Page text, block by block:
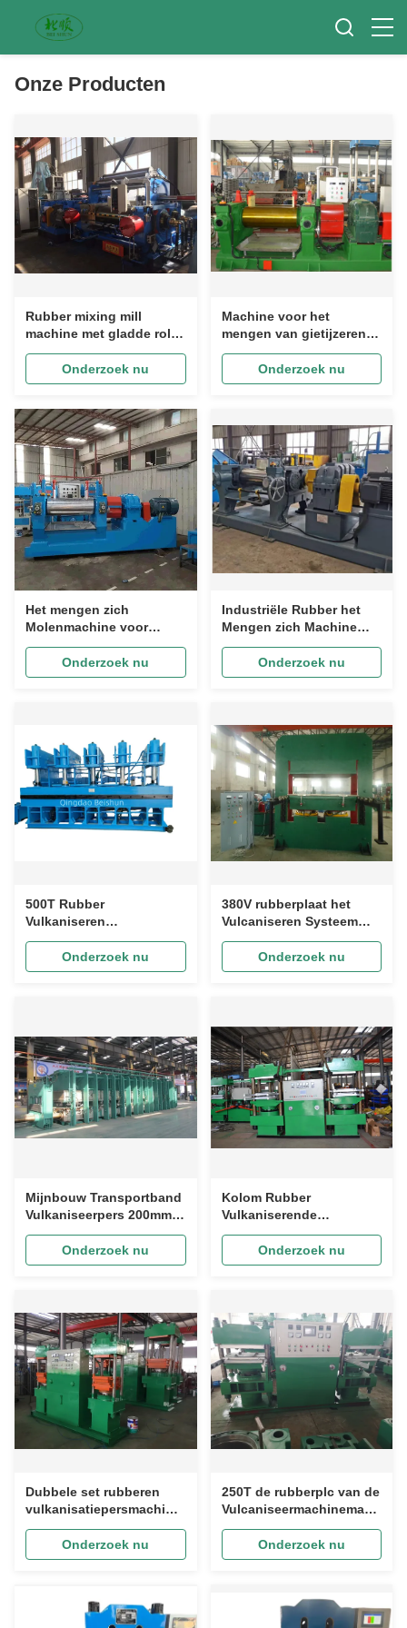
Onze Producten
Rubber mixing mill
machine met gladde rol
koeling plc
besturingssysteem
150mm rolruimte
Onderzoek nu
Machine voor het
mengen van gietijzeren
rubber watergekoeld met
V-band aandrijving
Onderzoek nu
Het mengen zich
Molenmachine voor
Rubberverwerking met de
Structuur van de
Gietijzerrol
Onderzoek nu
Industriële Rubber het
Mengen zich Machine
met PLC
Controlesysteem en v-
Riem Rolaandrijving
Onderzoek nu
500T Rubber
Vulkaniseren
Persmachine Roltrap
Leuning Rubber
Hydraulische Pers
Onderzoek nu
380V rubberplaat het
Vulcaniseren Systeem
met Temperatuurwaaier 0-
Onderzoek nu
Mijnbouw Transportband
Vulkaniseerpers 200mm
Cilinderslag
Professioneel Type
Onderzoek nu
Kolom Rubber
Vulkaniserende
Persmachine PLC
Dubbele Rubber
Hydraulische
Onderzoek nu
Dubbele set rubberen
vulkanisatiepersmachine
PLC-besturing
Rubbervulcanisator
Onderzoek nu
250T de rubberplc van de
Vulcaniseermachinemachine
Hydraulische
Persmachine voor
Rubber Vormen
Onderzoek nu